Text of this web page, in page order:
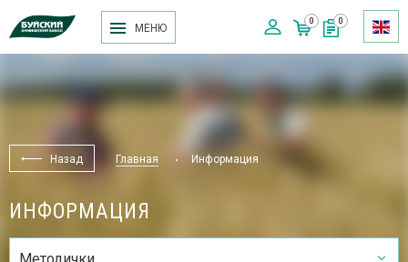
МЕНЮ
0 0
Назад Главная Информация
ИНФОРМАЦИЯ